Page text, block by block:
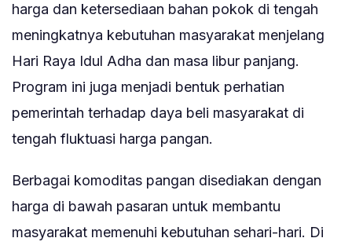
harga dan ketersediaan bahan pokok di tengah
meningkatnya kebutuhan masyarakat menjelang
Hari Raya Idul Adha dan masa libur panjang.
Program ini juga menjadi bentuk perhatian
pemerintah terhadap daya beli masyarakat di
tengah fluktuasi harga pangan.
Berbagai komoditas pangan disediakan dengan
harga di bawah pasaran untuk membantu
masyarakat memenuhi kebutuhan sehari-hari. Di